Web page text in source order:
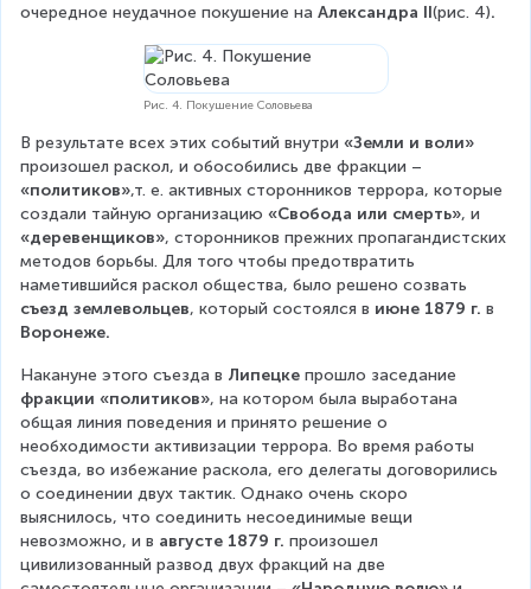
очередное неудачное покушение на Александра II(рис. 4).
Рис. 4. Покушение Соловьева
В результате всех этих событий внутри «Земли и воли»
произошел раскол, и обособились две фракции –
«политиков»,т. е. активных сторонников террора, которые
создали тайную организацию «Свобода или смерть», и
«деревенщиков», сторонников прежних пропагандистских
методов борьбы. Для того чтобы предотвратить
наметившийся раскол общества, было решено созвать
съезд землевольцев, который состоялся в июне 1879 г. в
Воронеже.
Накануне этого съезда в Липецке прошло заседание
фракции «политиков», на котором была выработана
общая линия поведения и принято решение о
необходимости активизации террора. Во время работы
съезда, во избежание раскола, его делегаты договорились
о соединении двух тактик. Однако очень скоро
выяснилось, что соединить несоединимые вещи
невозможно, и в августе 1879 г. произошел
цивилизованный развод двух фракций на две